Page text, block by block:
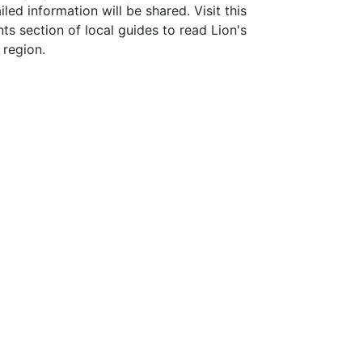
information will be shared. Visit this
section of local guides to read Lion's